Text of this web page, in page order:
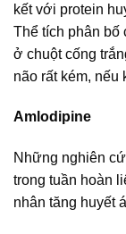
kết với protein
Thể tích phân bố
ở chuột cống
não rất kém, nếu
Amlodipine
Những nghiên
trong tuần hoàn
nhân tăng huyết